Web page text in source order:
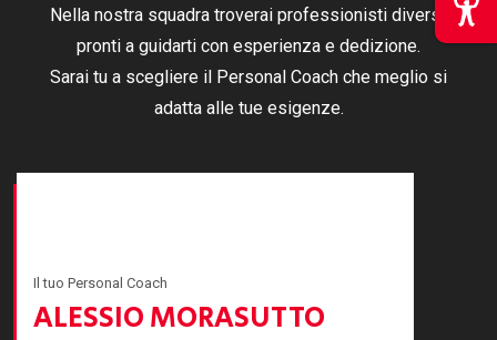
Nella nostra squadra troverai professionisti diversi,
pronti a guidarti con esperienza e dedizione.
Sarai tu a scegliere il Personal Coach che meglio si
adatta alle tue esigenze.
GUGLIELMO TROTTI
Il tuo Personal Coach
ALESSIO MORASUTTO